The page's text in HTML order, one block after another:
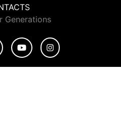
Generations